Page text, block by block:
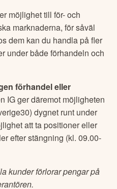
möjlighet till för- och
marknaderna, för såväl
dem kan du handla på fler
under både förhandeln och
förhandel eller
IG ger däremot möjligheten
dygnet runt under
att ta positioner eller
efter stängning (kl. 09.00-
kunder förlorar pengar på